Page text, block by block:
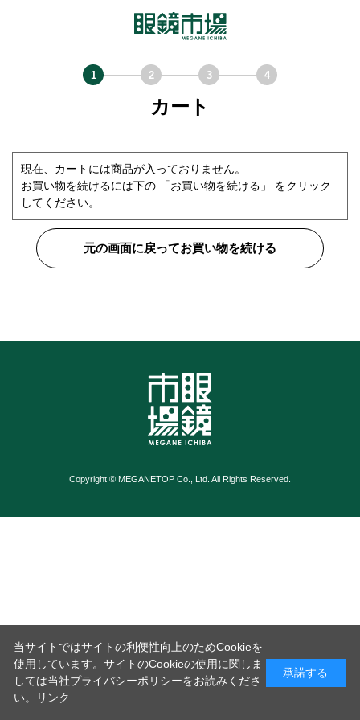
カート
現在、カートには商品が入っておりません。
お買い物を続けるには下の 「お買い物を続ける」 をクリック
してください。
元の画面に戻ってお買い物を続ける
Copyright © MEGANETOP Co., Ltd. All Rights Reserved.
当サイトではサイトの利便性向上のためCookieを
使用しています。サイトのCookieの使用に関しま
しては当社プライバシーポリシーをお読みくださ
い。
リンク
承諾する